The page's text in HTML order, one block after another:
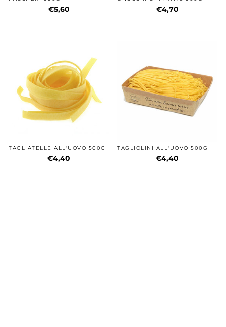
€5,60 €4,70
TAGLIATELLE ALL'UOVO 500G
€4,40
TAGLIOLINI ALL'UOVO 500G
€4,40